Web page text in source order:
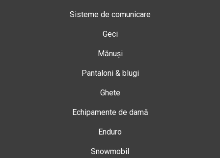
Sisteme de comunicare
Geci
Mănuși
Pantaloni & blugi
Ghete
Echipamente de damă
Enduro
Snowmobil